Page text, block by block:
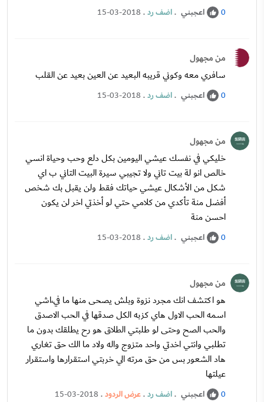
0 اعجبني .اضف رد.
15-03-2018
من مجهول
سافري معه وكوني قريبه البعيد عن العين بعيد عن القلب
0 اعجبني .اضف رد.
15-03-2018
من مجهول
خليكي في نفسك عيشي اليومين بكل دلع وحب وحياة انسي
خالص انو لة بيت تاني ولا تجيبي سيرة البيت التاني ب اي
شكل من الأشكال عيشي حياتك فقط ولن يقبل بك شخص
أفضل منة تأكدي من كلامي حتي لو أخذتي اخر لن يكون
احسن منة
0 اعجبني .اضف رد.
15-03-2018
من مجهول
هو اكتشف انك مجرد نزوة وبلش يصحى منها ما في،اشي
اسمه الحب الاول هاي كزبه الكل صدقها في الحب الاصدق
والحب الصح وحتى لو طلبتي الطلاق هو رح يطلقك بدون ما
تطلبي وانتي اخدتي واحد متزوج واله ولاد ما الك حق تغاري
هاد الشعور بس من حق مرته الي خربتي استقرارها واستقرار
عيلتها
0 اعجبني .اضف رد.عرض الردود.
15-03-2018